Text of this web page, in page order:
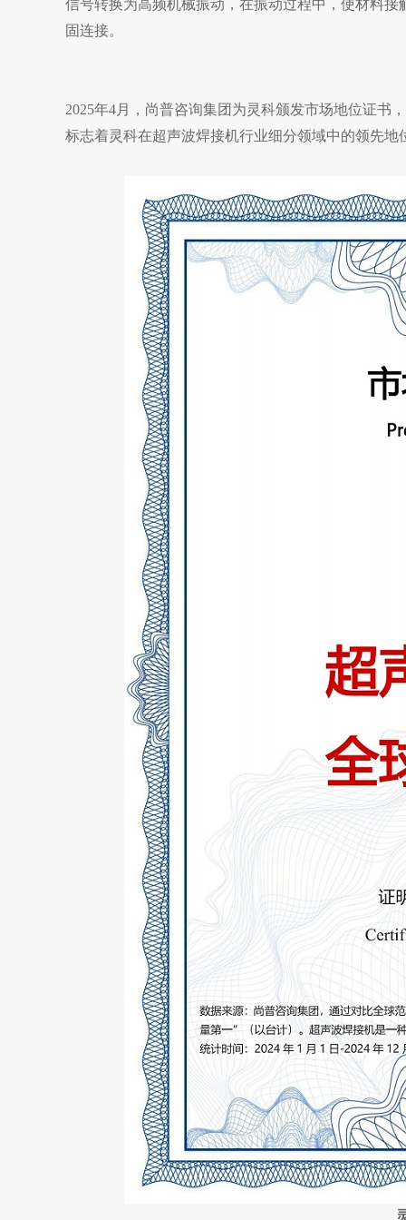
信号转换为高频机械振动，在振动过程中，使材料
固连接。
2025年4月，尚普咨询集团为灵科颁发市场地位证书
标志着灵科在超声波焊接机行业细分领域中的领先地